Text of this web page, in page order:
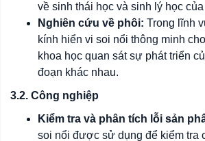
về sinh thái học và sinh lý học
Nghiên cứu về phôi: Trong lĩnh
kính hiển vi soi nổi thông minh
khoa học quan sát sự phát triển
đoạn khác nhau.
3.2. Công nghiệp
Kiểm tra và phân tích lỗi sản
soi nổi được sử dụng để kiểm tra